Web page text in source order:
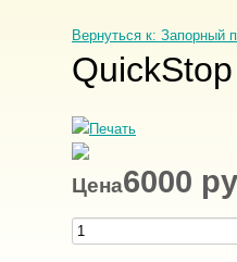
Вернуться к: Запорный
Цена6000